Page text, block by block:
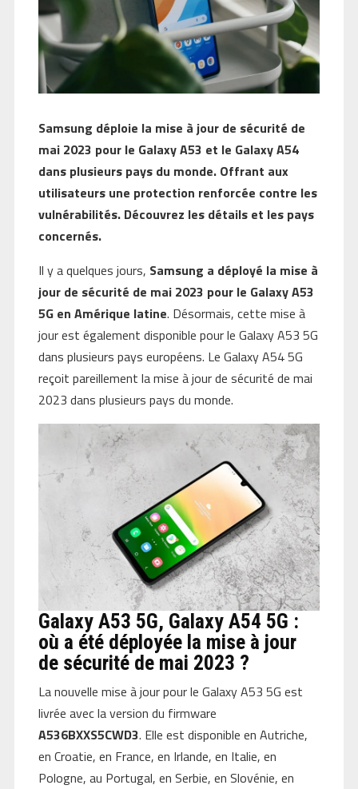
Samsung déploie la mise à jour de sécurité de
mai 2023 pour le Galaxy A53 et le Galaxy A54
dans plusieurs pays du monde. Offrant aux
utilisateurs une protection renforcée contre les
vulnérabilités. Découvrez les détails et les pays
concernés.
Il y a quelques jours, Samsung a déployé la mise à
jour de sécurité de mai 2023 pour le Galaxy A53
5G en Amérique latine. Désormais, cette mise à
jour est également disponible pour le Galaxy A53 5G
dans plusieurs pays européens. Le Galaxy A54 5G
reçoit pareillement la mise à jour de sécurité de mai
2023 dans plusieurs pays du monde.
Galaxy A53 5G, Galaxy A54 5G :
où a été déployée la mise à jour
de sécurité de mai 2023 ?
La nouvelle mise à jour pour le Galaxy A53 5G est
livrée avec la version du firmware
A536BXXS5CWD3. Elle est disponible en Autriche,
en Croatie, en France, en Irlande, en Italie, en
Pologne, au Portugal, en Serbie, en Slovénie, en